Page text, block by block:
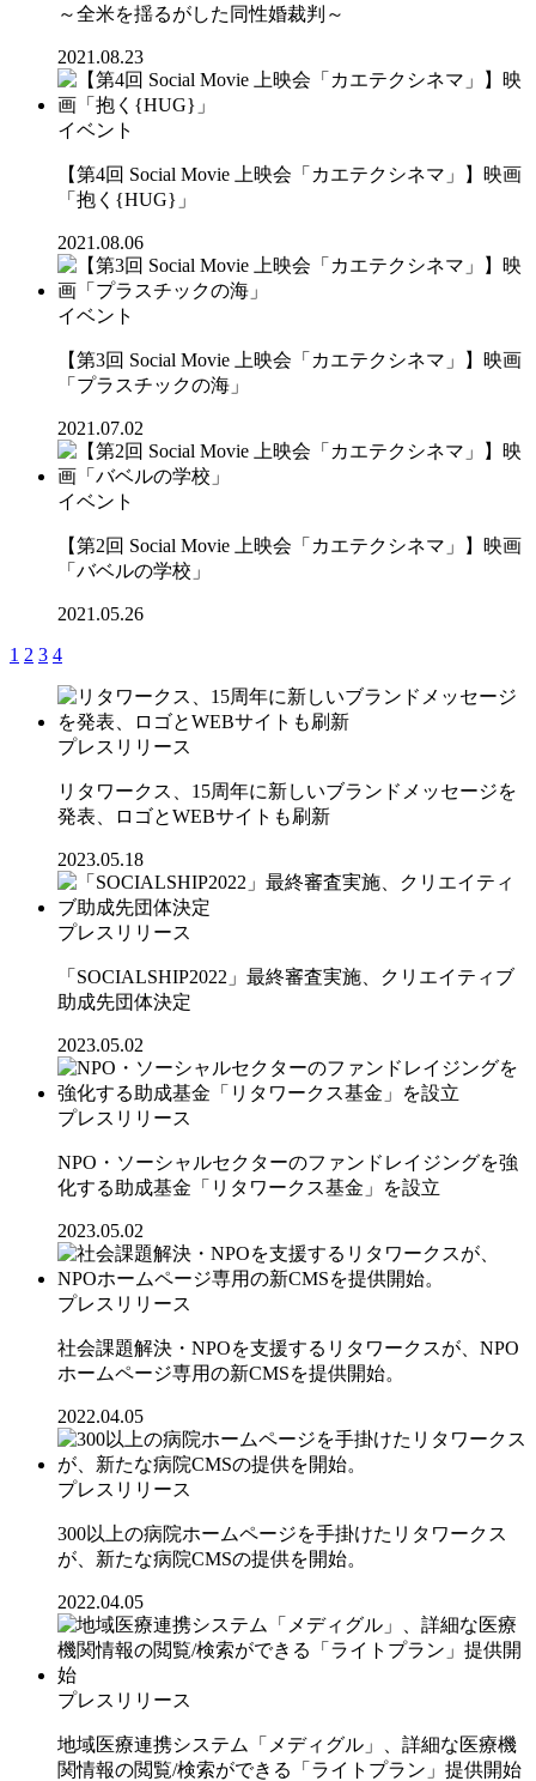
～全米を揺るがした同性婚裁判～
2021.08.23
イベント
【第4回 Social Movie 上映会「カエテクシネマ」】映画
「抱く{HUG}」
2021.08.06
イベント
【第3回 Social Movie 上映会「カエテクシネマ」】映画
「プラスチックの海」
2021.07.02
イベント
【第2回 Social Movie 上映会「カエテクシネマ」】映画
「バベルの学校」
2021.05.26
1 2 3 4
プレスリリース
リタワークス、15周年に新しいブランドメッセージを
発表、ロゴとWEBサイトも刷新
2023.05.18
プレスリリース
「SOCIALSHIP2022」最終審査実施、クリエイティブ
助成先団体決定
2023.05.02
プレスリリース
NPO・ソーシャルセクターのファンドレイジングを強
化する助成基金「リタワークス基金」を設立
2023.05.02
プレスリリース
社会課題解決・NPOを支援するリタワークスが、NPO
ホームページ専用の新CMSを提供開始。
2022.04.05
プレスリリース
300以上の病院ホームページを手掛けたリタワークス
が、新たな病院CMSの提供を開始。
2022.04.05
プレスリリース
地域医療連携システム「メディグル」、詳細な医療機
関情報の閲覧/検索ができる「ライトプラン」提供開始